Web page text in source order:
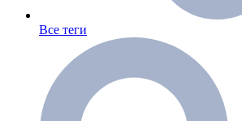
Все теги